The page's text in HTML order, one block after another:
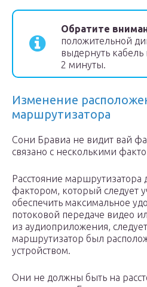
Обратите
положительной
выдернуть кабель
2 минуты.
Изменение
маршрутизатора
Сони Бравиа не видит вай
связано с несколькими
Расстояние маршрутизатора
фактором, который следует
обеспечить максимальное
потоковой передаче видео
из аудиоприложения,
маршрутизатор был
устройством.
Они не должны быть на